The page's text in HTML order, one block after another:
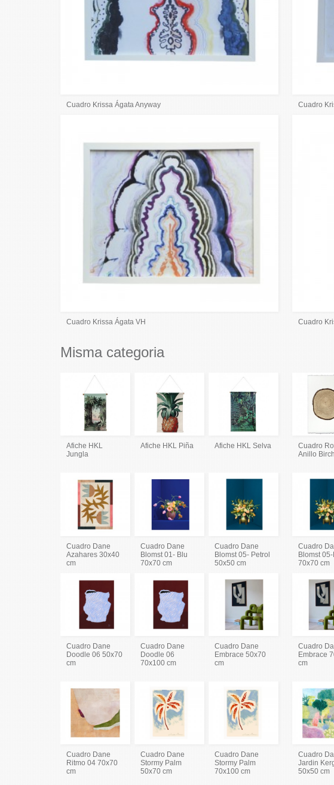
Cuadro Krissa Ágata Anyway Cuadro
Cuadro Krissa Ágata VH Cuadro
Misma categoria
Afiche HKL
Jungla
Afiche HKL Piña Afiche HKL Selva
Cuadro
Anillo
Cuadro Dane
Azahares 30x40
cm
Cuadro Dane
Blomst 01- Blu
70x70 cm
Cuadro Dane
Blomst 05- Petrol
50x50 cm
Cuadro
Blomst
70x70 cm
Cuadro Dane
Doodle 06 50x70
cm
Cuadro Dane
Doodle 06
70x100 cm
Cuadro Dane
Embrace 50x70
cm
Cuadro
Embrace
cm
Cuadro Dane
Ritmo 04 70x70
cm
Cuadro Dane
Stormy Palm
50x70 cm
Cuadro Dane
Stormy Palm
70x100 cm
Cuadro
Jardin
50x50 cm